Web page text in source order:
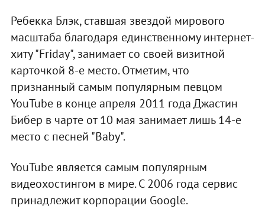
Ребекка Блэк, ставшая звездой мирового
масштаба благодаря единственному интернет-
хиту "Friday", занимает со своей визитной
карточкой 8-е место. Отметим, что
признанный самым популярным певцом
YouTube в конце апреля 2011 года Джастин
Бибер в чарте от 10 мая занимает лишь 14-е
место с песней "Baby".
YouTube является самым популярным
видеохостингом в мире. С 2006 года сервис
принадлежит корпорации Google.